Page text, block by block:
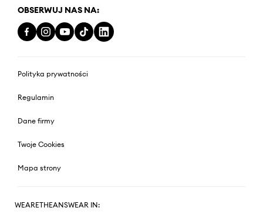
OBSERWUJ NAS NA:
Polityka prywatności
Regulamin
Dane firmy
Twoje Cookies
Mapa strony
WEARETHEANSWEAR IN: